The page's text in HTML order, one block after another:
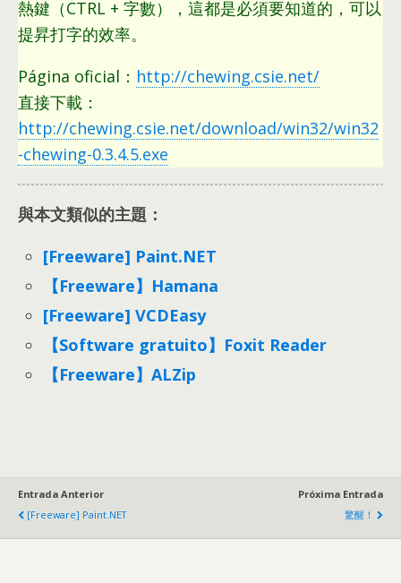
熱鍵（CTRL + 字數） ， 這都是必須要知道的 ， 可以
提昇打字的效率。
Página oficial： http://chewing.csie.net/
直接下載：
http://chewing.csie.net/download/win32/win32
-chewing-0.3.4.5.exe
與本文類似的主題：
[Freeware] Paint.NET
【Freeware】Hamana
[Freeware] VCDEasy
【Software gratuito】Foxit Reader
【Freeware】ALZip
Entrada Anterior
[Freeware] Paint.NET
Próxima Entrada
驚醒！